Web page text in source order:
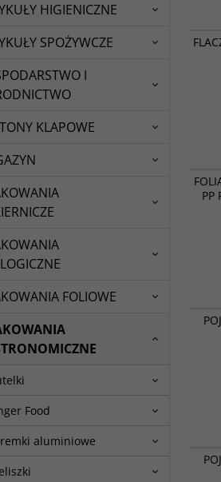
PP
HIGIENICZNE
SPOŻYWCZE
I
KLAPOWE
FOLIOWE
Food
aluminiowe